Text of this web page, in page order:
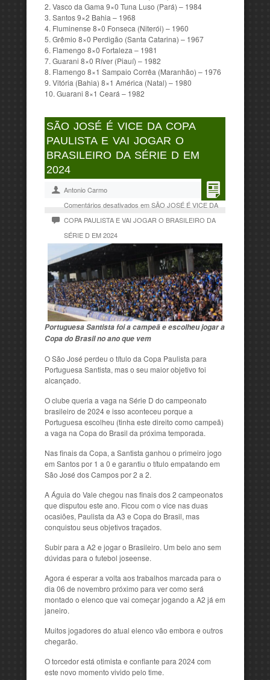
Vasco da Gama 9×0 Tuna Luso (Pará) – 1984
Santos 9×2 Bahia – 1968
Fluminense 8×0 Fonseca (Niterói) – 1960
Grêmio 8×0 Perdigão (Santa Catarina) – 1967
Flamengo 8×0 Fortaleza – 1981
Guarani 8×0 Ríver (Piauí) – 1982
Flamengo 8×1 Sampaio Corrêa (Maranhão) – 1976
Vitória (Bahia) 8×1 América (Natal) – 1980
Guarani 8×1 Ceará – 1982
SÃO JOSÉ É VICE DA COPA
PAULISTA E VAI JOGAR O
BRASILEIRO DA SÉRIE D EM
2024
Antonio Carmo
Comentários desativados em SÃO JOSÉ É VICE DA
COPA PAULISTA E VAI JOGAR O BRASILEIRO DA
SÉRIE D EM 2024
Portuguesa Santista foi a campeã e escolheu jogar a
Copa do Brasil no ano que vem
O São José perdeu o título da Copa Paulista para
Portuguesa Santista, mas o seu maior objetivo foi
alcançado.
O clube queria a vaga na Série D do campeonato
brasileiro de 2024 e isso aconteceu porque a
Portuguesa escolheu (tinha este direito como campeã)
a vaga na Copa do Brasil da próxima temporada.
Nas finais da Copa, a Santista ganhou o primeiro jogo
em Santos por 1 a 0 e garantiu o título empatando em
São José dos Campos por 2 a 2.
A Águia do Vale chegou nas finais dos 2 campeonatos
que disputou este ano. Ficou com o vice nas duas
ocasiões, Paulista da A3 e Copa do Brasil, mas
conquistou seus objetivos traçados.
Subir para a A2 e jogar o Brasileiro. Um belo ano sem
dúvidas para o futebol joseense.
Agora é esperar a volta aos trabalhos marcada para o
dia 06 de novembro próximo para ver como será
montado o elenco que vai começar jogando a A2 já em
janeiro.
Muitos jogadores do atual elenco vão embora e outros
chegarão.
O torcedor está otimista e confiante para 2024 com
este novo momento vivido pelo time.